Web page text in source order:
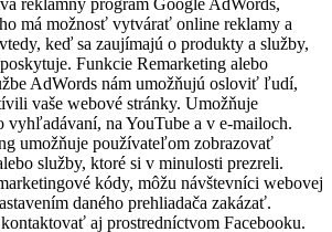
má možnosť vytvárať online reklamy a
keď sa zaujímajú o produkty a služby,
Funkcie Remarketing alebo
AdWords nám umožňujú osloviť ľudí,
vaše webové stránky. Umožňuje
vyhľadávaní, na YouTube a v e-mailoch.
umožňuje používateľom zobrazovať
služby, ktoré si v minulosti prezreli.
kódy, môžu návštevníci webovej
daného prehliadača zakázať.
aj prostredníctvom Facebooku.